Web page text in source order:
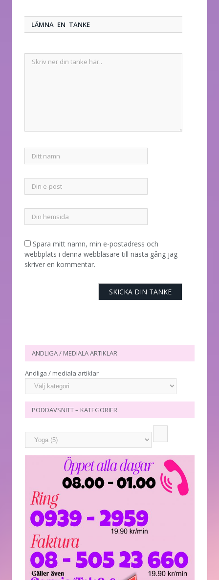
LÄMNA EN TANKE
Spara mitt namn, min e-postadress och
webbplats i denna webbläsare till nästa gång jag
skriver en kommentar.
ANDLIGA / MEDIALA ARTIKLAR
Andliga / mediala artiklar
PODDAVSNITT – KATEGORIER